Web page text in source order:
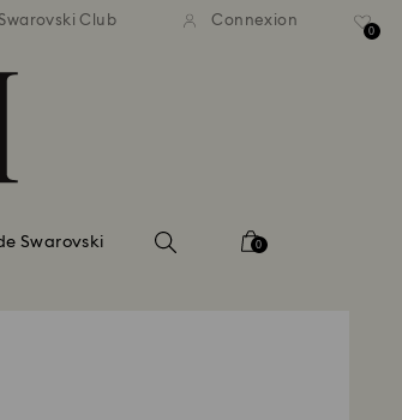
pour
à 99 EUR
Livraison standard
une commande supérieure
Swarovski Club Connexion
0
Swarovski 0